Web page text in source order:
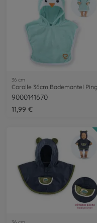
36 cm
9000141670
11,99 €